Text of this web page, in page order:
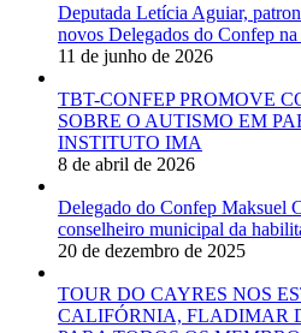
Deputada Letícia Aguiar,
novos Delegados do Confep
11 de junho de 2026
TBT-CONFEP PROMOVE
SOBRE O AUTISMO EM
INSTITUTO IMA
8 de abril de 2026
Delegado do Confep Maksuel
conselheiro municipal da
20 de dezembro de 2025
TOUR DO CAYRES NOS
CALIFÓRNIA, FLADIMAR